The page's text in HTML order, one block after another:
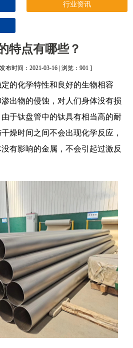
行业资讯
特点有哪些？
布时间：2021-03-16 | 浏览：901 ]
的化学特性和良好的生物相容
出物的侵蚀，对人们身体没有损
于钛盘管中的钛具有相当高的耐
燥时间之间不会出现化学反应，
有影响的金属，不会引起过激反